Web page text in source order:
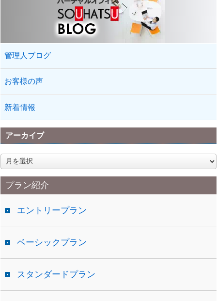
管理人ブログ
お客様の声
新着情報
アーカイブ
ア
ー
カ
イプラン紹介
エントリープラン
ベーシックプラン
スタンダードプラン